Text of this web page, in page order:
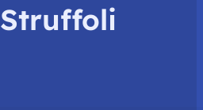
Struffoli